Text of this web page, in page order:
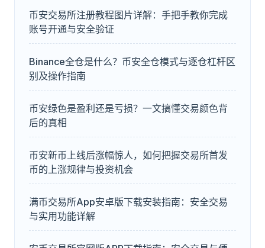
币安交易所注册教程图片详解：手把手教你完成
账号开通与安全验证
Binance全仓是什么？币安全仓模式与逐仓杠杆区
别及操作指南
币安绿色是盈利还是亏损？一文搞懂交易颜色背
后的真相
币安新币上线后涨幅惊人，如何把握交易所首发
币的上涨规律与投资机会
满币交易所App安卓版下载安装指南：安全交易
与实用功能详解